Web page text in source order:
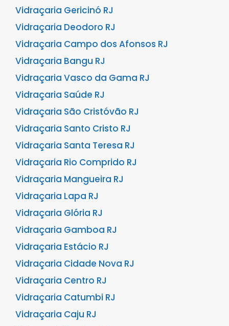
Vidraçaria Gericinó RJ
Vidraçaria Deodoro RJ
Vidraçaria Campo dos Afonsos RJ
Vidraçaria Bangu RJ
Vidraçaria Vasco da Gama RJ
Vidraçaria Saúde RJ
Vidraçaria São Cristóvão RJ
Vidraçaria Santo Cristo RJ
Vidraçaria Santa Teresa RJ
Vidraçaria Rio Comprido RJ
Vidraçaria Mangueira RJ
Vidraçaria Lapa RJ
Vidraçaria Glória RJ
Vidraçaria Gamboa RJ
Vidraçaria Estácio RJ
Vidraçaria Cidade Nova RJ
Vidraçaria Centro RJ
Vidraçaria Catumbi RJ
Vidraçaria Caju RJ